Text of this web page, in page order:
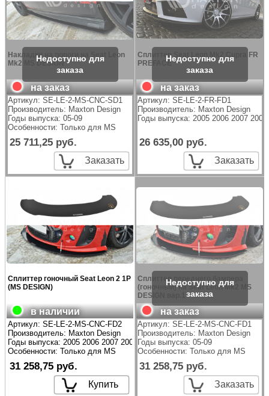
Накладки на пороги на Seat Leon
Mk2 MS DESIGN
на заказ
Артикул: SE-LE-2-MS-CNC-SD1
Производитель: Maxton Design
Годы выпуска: 05-09
Особенности: Только для MS
25 711,25 руб.
Заказать
Сплиттер Seat Leon Mk2 Cupra FR
PREFACE
на заказ
Артикул: SE-LE-2-FR-FD1
Производитель: Maxton Design
Годы выпуска: 2005 2006 2007 2008
26 635,00 руб.
Заказать
Сплиттер гоночный Seat Leon 2 1P
(MS DESIGN)
в наличии
Артикул: SE-LE-2-MS-CNC-FD2
Производитель: Maxton Design
Годы выпуска: 2005 2006 2007 2008 2009
Особенности: Только для MS
31 258,75 руб.
Купить
Сплиттер переднего бампера
(гоночный) на Seat Leon Mk2 MS
DESIGN вар.1
на заказ
Артикул: SE-LE-2-MS-CNC-FD1
Производитель: Maxton Design
Годы выпуска: 05-09
Особенности: Только для MS
31 258,75 руб.
Заказать